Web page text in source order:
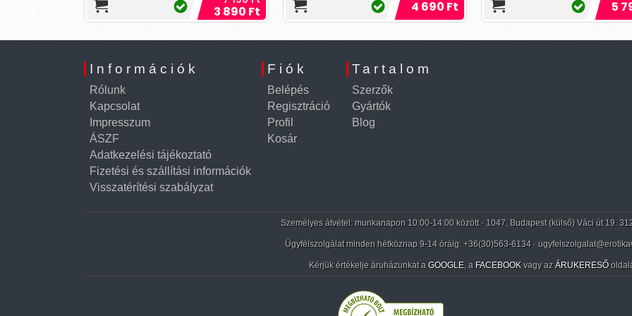
készült, motor nélkü3 890 Ft
motor nélküli, erezett felüle
4 690 Ft
erezett felszínű dildó.
5
Információk
Rólunk
Kapcsolat
Impresszum
ÁSZF
Adatkezelési tájékoztató
Fizetési és szállítási információk
Visszatérítési szabályzat
Fiók
Belépés
Regisztráció
Profil
Kosár
Tartalom
Szerzők
Gyártók
Blog
Személyes átvétel: munkanapon 10:00-14:00 között · 1047, Budapest (külső) Váci út 19.
Ügyfélszolgálat minden hétköznap 9-14 óráig: +36(30)563-6134 ·
Kérjük értékelje áruházunkat a GOOGLE, a FACEBOOK vagy az ÁRUKERESŐ